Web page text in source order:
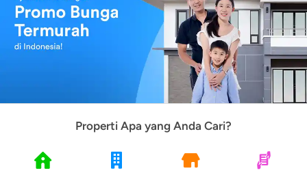
Properti Apa yang Anda Cari?